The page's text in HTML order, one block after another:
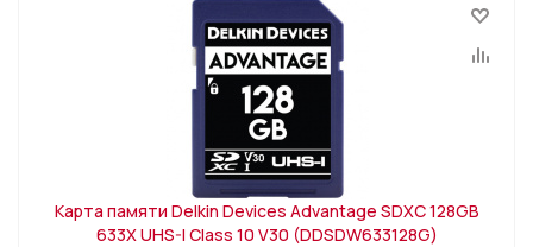
Карта памяти Delkin Devices Advantage SDXC 128GB
633X UHS-I Class 10 V30 (DDSDW633128G)